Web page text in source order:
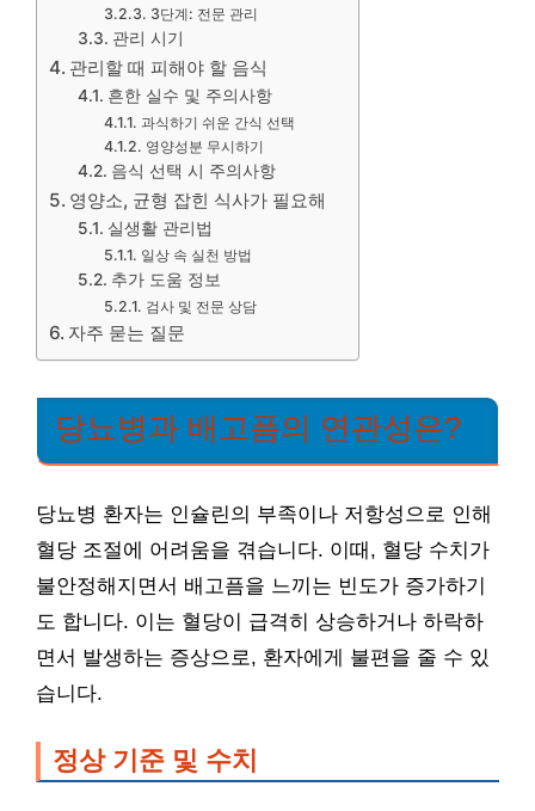
3단계: 전문 관리
관리 시기
관리할 때 피해야 할 음식
흔한 실수 및 주의사항
과식하기 쉬운 간식 선택
영양성분 무시하기
음식 선택 시 주의사항
영양소, 균형 잡힌 식사가 필요해
실생활 관리법
일상 속 실천 방법
추가 도움 정보
검사 및 전문 상담
자주 묻는 질문
당뇨병과 배고픔의 연관성은?
당뇨병 환자는 인슐린의 부족이나 저항성으로 인해
혈당 조절에 어려움을 겪습니다. 이때, 혈당 수치가
불안정해지면서 배고픔을 느끼는 빈도가 증가하기
도 합니다. 이는 혈당이 급격히 상승하거나 하락하
면서 발생하는 증상으로, 환자에게 불편을 줄 수 있
습니다.
정상 기준 및 수치